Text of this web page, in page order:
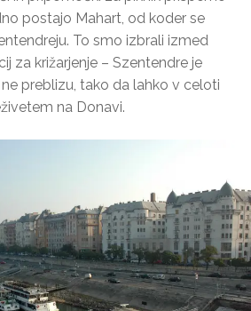
postajo Mahart, od koder se
To smo izbrali izmed
za križarjenje – Szentendre je
preblizu, tako da lahko v celoti
na Donavi.